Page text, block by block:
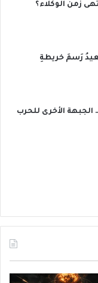
زمنُ الوكلاء؟
رَسمَ خريطةِ
الجبهة الأخرى للحرب